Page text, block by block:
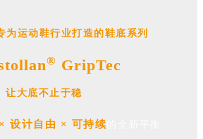
® GripTec
为运动鞋行业打造的鞋底系列
让大底不止于稳
设计自由 × 可持续